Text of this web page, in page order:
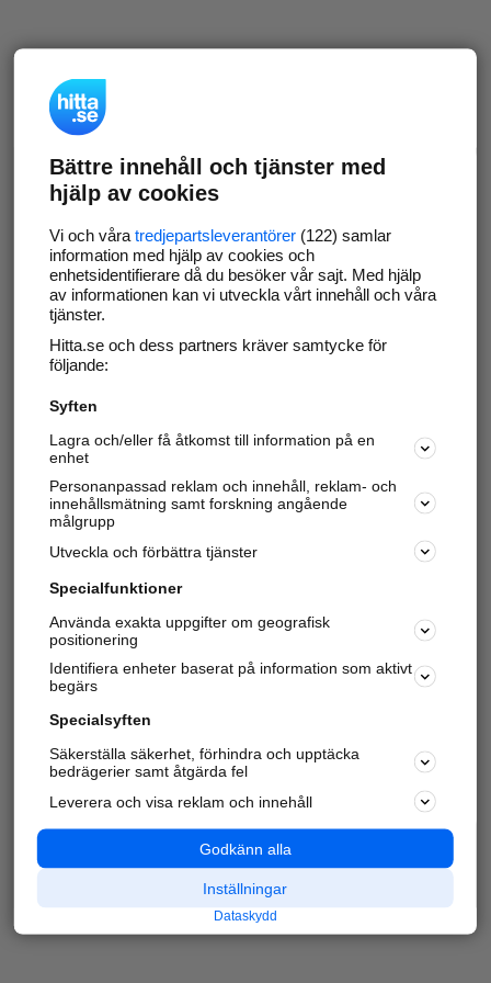
Bättre innehåll och tjänster med
hjälp av cookies
Vi och våra tredjepartsleverantörer(122) samlar
information med hjälp av cookies och
enhetsidentifierare då du besöker vår sajt. Med hjälp
av informationen kan vi utveckla vårt innehåll och våra
tjänster.
Hitta.se och dess partners kräver samtycke för
följande:
Syften
Lagra och/eller få åtkomst till information på en
enhet
Personanpassad reklam och innehåll, reklam- och
innehållsmätning samt forskning angående
målgrupp
Utveckla och förbättra tjänster
Specialfunktioner
Använda exakta uppgifter om geografisk
positionering
Identifiera enheter baserat på information som aktivt
begärs
Specialsyften
Säkerställa säkerhet, förhindra och upptäcka
bedrägerier samt åtgärda fel
Leverera och visa reklam och innehåll
Godkänn alla
Inställningar
Dataskydd